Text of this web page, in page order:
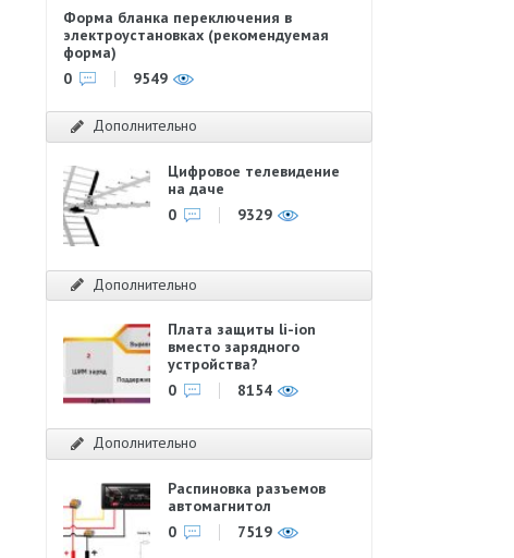
Форма бланка переключения в
электроустановках (рекомендуемая
форма)
0
9549
Дополнительно
Цифровое телевидение
на даче
0
9329
Дополнительно
Плата защиты li-ion
вместо зарядного
устройства?
0
8154
Дополнительно
Распиновка разъемов
автомагнитол
0
7519